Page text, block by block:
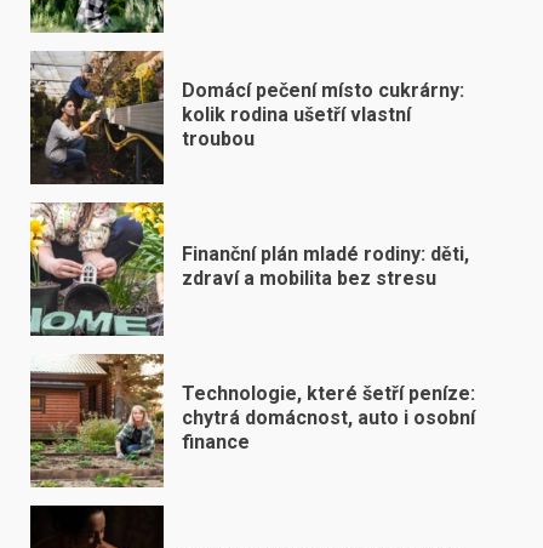
Domácí pečení místo cukrárny:
kolik rodina ušetří vlastní
troubou
Finanční plán mladé rodiny: děti,
zdraví a mobilita bez stresu
Technologie, které šetří peníze:
chytrá domácnost, auto i osobní
finance